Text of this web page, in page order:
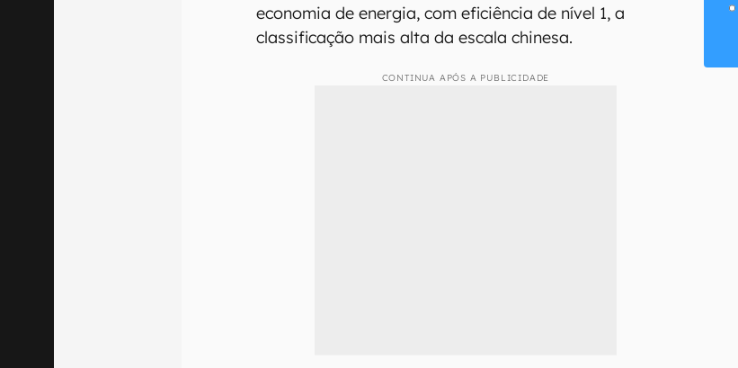
economia de energia, com eficiência de nível 1, a
classificação mais alta da escala chinesa.
CONTINUA APÓS A PUBLICIDADE